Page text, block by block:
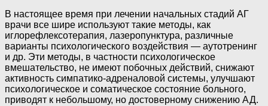
В настоящее время при лечении начальных стадий АГ
врачи все шире используют такие методы, как
иглорефлексотерапия, лазеропунктура, различные
варианты психологического воздействия — аутотренинг
и др. Эти методы, в частности психологическое
вмешательство, не имеют побочных действий, снижают
активность симпатико-адреналовой системы, улучшают
психологическое и соматическое состояние больного,
приводят к небольшому, но достоверному снижению АД.